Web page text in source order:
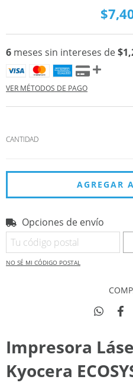
6 meses sin intereses de
VER MÉTODOS DE PAGO
CANTIDAD
Entregas para el CP:
Opciones de envío
NO SÉ MI CÓDIGO POSTAL
Impresora
Kyocera